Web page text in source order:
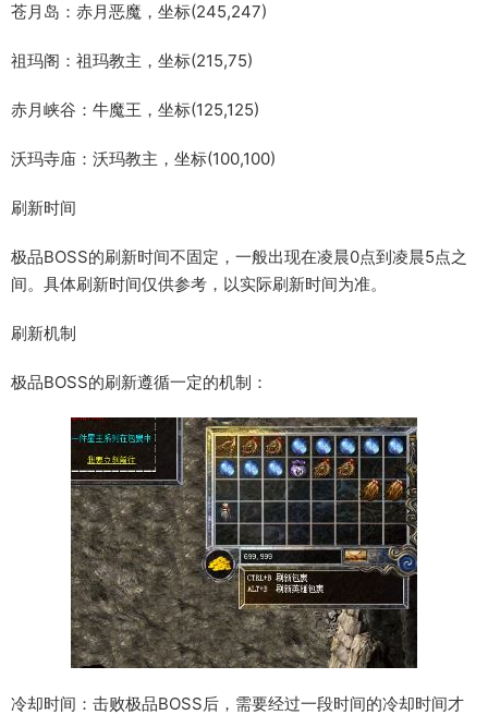
苍月岛：赤月恶魔，坐标(245,247)
祖玛阁：祖玛教主，坐标(215,75)
赤月峡谷：牛魔王，坐标(125,125)
沃玛寺庙：沃玛教主，坐标(100,100)
刷新时间
极品BOSS的刷新时间不固定，一般出现在凌晨0点到凌晨5点之
间。具体刷新时间仅供参考，以实际刷新时间为准。
刷新机制
极品BOSS的刷新遵循一定的机制：
冷却时间：击败极品BOSS后，需要经过一段时间的冷却时间才